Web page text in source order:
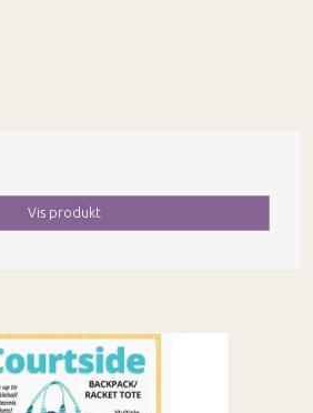
Vis produkt